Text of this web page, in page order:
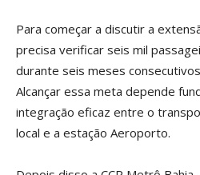
Para começar a discutir a
precisa verificar seis mil
durante seis meses
Alcançar essa meta depende
integração eficaz entre o
local e a estação Aeroporto.